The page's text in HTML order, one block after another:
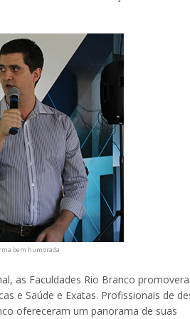
bem humorada
as Faculdades Rio Branco
e Saúde e Exatas. Profissionais de
ofereceram um panorama de suas